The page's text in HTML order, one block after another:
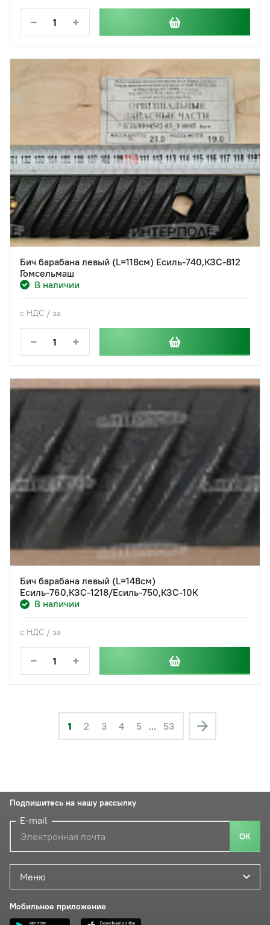
− +
Бич барабана левый (L=118см) Есиль-740,КЗС-812
Гомсельмаш
В наличии
с НДС / за
− +
Бич барабана левый (L=148см)
Есиль-760,КЗС-1218/Есиль-750,КЗС-10К
В наличии
с НДС / за
− +
1 2 3 4 5 ... 53
Меню
Мобильное приложение
Подпишитесь на нашу рассылку
E-mail
ОК